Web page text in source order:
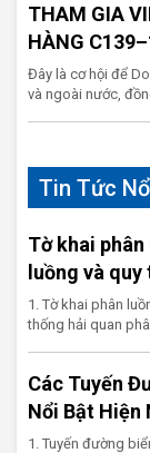
THAM GIA
HÀNG
Đây là cơ hội để
và ngoài nước,
Tin Tức
Tờ khai
luồng và quy
1. Tờ khai phân
thống hải quan
Các Tuyến
Nổi Bật Hiện
1. Tuyến đường